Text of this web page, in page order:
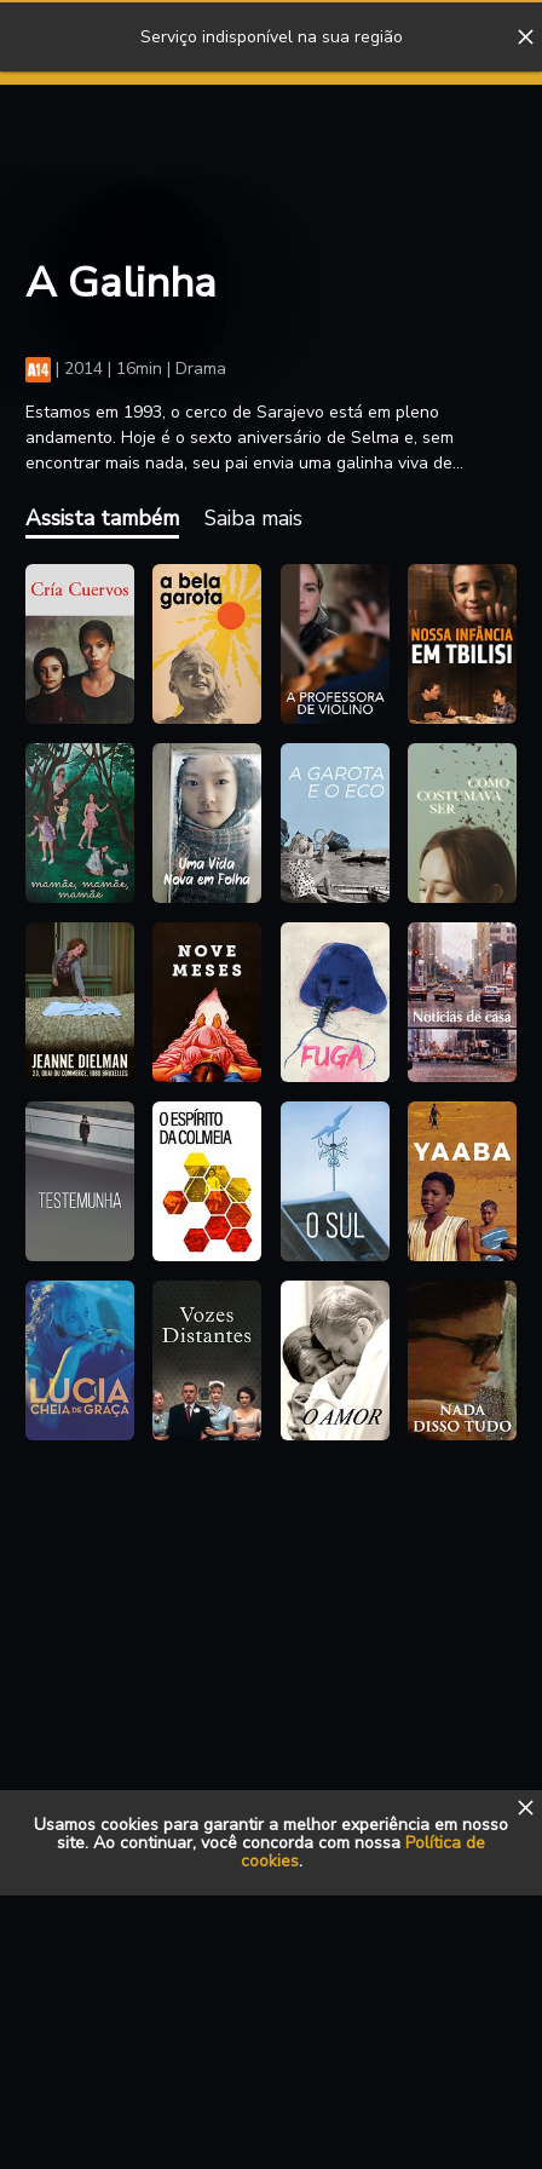
Serviço indisponível na sua região
Usamos cookies para garantir a melhor experiência em nosso
site. Ao continuar, você concorda com nossa Política de
cookies.
A Galinha
| 2014 | 16min | Drama
Estamos em 1993, o cerco de Sarajevo está em pleno
andamento. Hoje é o sexto aniversário de Selma e, sem
encontrar mais nada, seu pai envia uma galinha viva de
Assista também Saiba mais